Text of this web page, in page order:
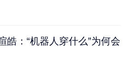
皓：“机器人穿什么”为何会